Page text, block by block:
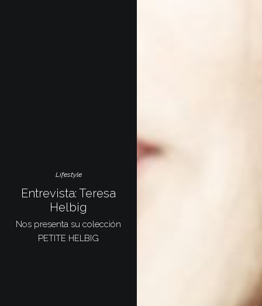
Lifestyle
Entrevista: Teresa
Helbig
Nos presenta su colección
PETITE HELBIG